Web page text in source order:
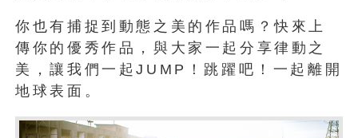
你也有捕捉到動態之美的作品嗎？快來上
傳你的優秀作品，與大家一起分享律動之
美，讓我們一起JUMP！跳躍吧！一起離開
地球表面。